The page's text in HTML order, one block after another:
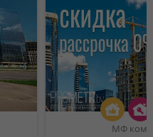
МФ